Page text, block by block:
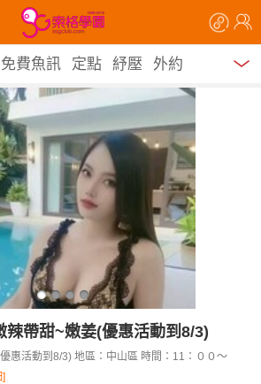
免費魚訊 定點 紓壓 外約
辣帶甜~嫩姜(優惠活動到8/3)
惠活動到8/3) 地區：中山區 時間：11：００～
]